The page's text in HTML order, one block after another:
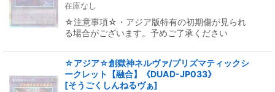
在庫なし
☆注意事項☆・アジア版特有の初期傷が見られ
る場合がございます。予めご了承ください
☆アジア☆創獄神ネルヴァ/プリズマティックシ
ークレット【融合】《DUAD-JP033》
[そうごくしんねるヴぁ]